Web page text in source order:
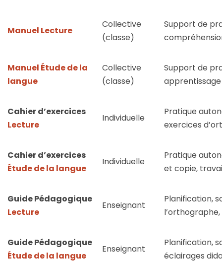
Manuel Lecture
Collective
(classe)
Support de
Manuel Étude de la
langue
Collective
(classe)
Support de
Cahier d’exercices
Lecture
Individuelle
Pratique
exercices
Cahier d’exercices
Étude de la langue
Individuelle
Pratique
et copie,
Guide Pédagogique
Lecture
Enseignant
Planification,
Guide Pédagogique
Étude de la langue
Enseignant
Planification,
éclairages